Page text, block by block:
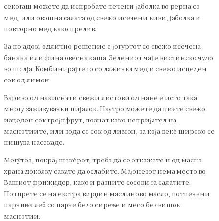
секогаш можете да испробате печени јаболка во рерна со
мед, или овошна салата од свежо исечени киви, јаболка и
повторно мед како прелив.
За појадок, одлично решение е јогуртот со свежо исечена
банана или фина овесна каша. Зелениот чај е вистинско чудо
во шолја. Комбинирајте го со лажичка мед и свежо исцеден
сок од лимон.
Вариво од накиснати свежи листови од нане е исто така
многу заживувачки пијалок. Наутро можете да пиете свежо
изцеден сок грејпфрут, познат како непријател на
маснотиите, или вода со сок од лимон, за која веќе широко се
пишува насекаде.
Меѓутоа, покрај шеќерот, треба да се откажете и од масна
храна доколку сакате да ослабите. Мајонезот нема место во
Вашиот фрижидер, како и разните сосови за салатите.
Потпрете се на екстра вирџин маслиново масло, потпечени
парчиња леб со парче бело сирење и месо без вишок
маснотии.